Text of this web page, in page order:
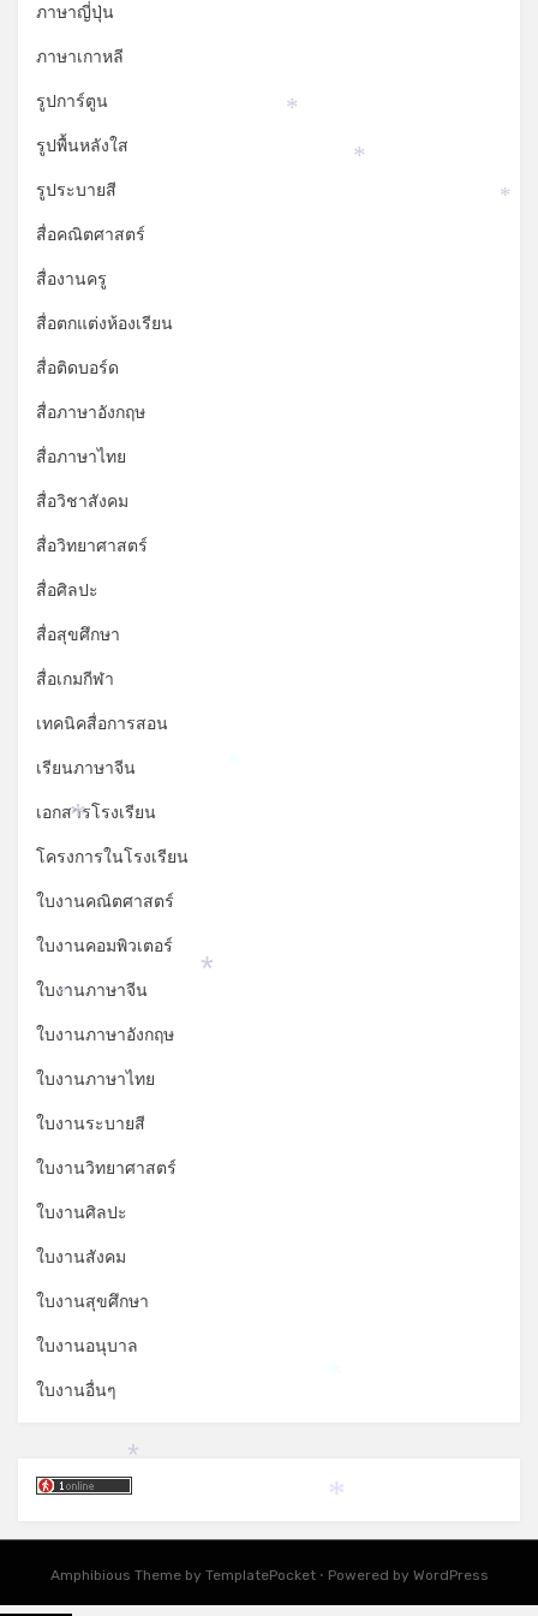
ภาษาญี่ปุ่น
ภาษาเกาหลี
รูปการ์ตูน
รูปพื้นหลังใส
รูประบายสี
สื่อคณิตศาสตร์
สื่องานครู
สื่อตกแต่งห้องเรียน
สื่อติดบอร์ด
สื่อภาษาอังกฤษ
สื่อภาษาไทย
สื่อวิชาสังคม
สื่อวิทยาศาสตร์
สื่อศิลปะ
สื่อสุขศึกษา
สื่อเกมกีฬา
เทคนิคสื่อการสอน
เรียนภาษาจีน
เอกสารโรงเรียน
โครงการในโรงเรียน
ใบงานคณิตศาสตร์
ใบงานคอมพิวเตอร์
ใบงานภาษาจีน
ใบงานภาษาอังกฤษ
ใบงานภาษาไทย
ใบงานระบายสี
ใบงานวิทยาศาสตร์
ใบงานศิลปะ
ใบงานสังคม
ใบงานสุขศึกษา
ใบงานอนุบาล
ใบงานอื่นๆ
Amphibious Theme by TemplatePocket ⋅ Powered by WordPress
*